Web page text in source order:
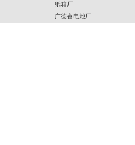
纸箱厂
广德蓄电池厂